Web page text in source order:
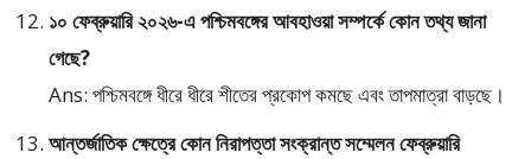
১০ ফেব্রুয়ারি ২০২৬-এ পশ্চিমবঙ্গের আবহাওয়া সম্পর্কে কোন তথ্য জানা
গেছে?
Ans: পশ্চিমবঙ্গে ধীরে ধীরে শীতের প্রকোপ কমছে এবং তাপমাত্রা বাড়ছে।
আন্তর্জাতিক ক্ষেত্রে কোন নিরাপত্তা সংক্রান্ত সম্মেলন ফেব্রুয়ারি